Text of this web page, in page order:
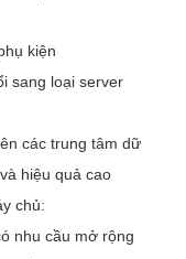
kiện
sang loại server
các trung tâm dữ
hiệu quả cao
chủ:
nhu cầu mở rộng